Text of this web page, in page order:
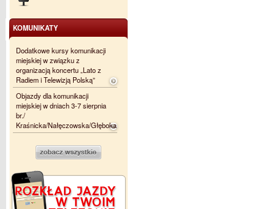
KOMUNIKATY
Dodatkowe kursy komunikacji
miejskiej w związku z
organizacją koncertu „Lato z
Radiem i Telewizją Polską”
Objazdy dla komunikacji
miejskiej w dniach 3-7 sierpnia
br./
Kraśnicka/Nałęczowska/Głęboka